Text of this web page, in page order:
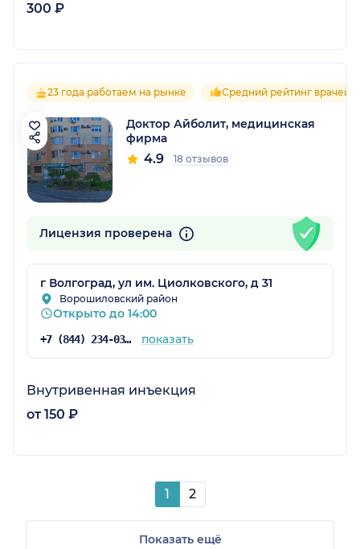
300 ₽
23 года работаем на рынке Средний рейтинг врачей
Доктор Айболит, медицинская
фирма
4.9 18 отзывов
Лицензия проверена
г Волгоград, ул им. Циолковского, д 31
Ворошиловский район
Открыто до 14:00
+7 (844) 234-03-34 показать
Внутривенная инъекция
от 150 ₽
1 2
Показать ещё